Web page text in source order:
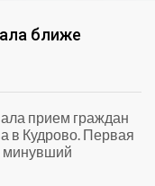
ближе
прием граждан
в Кудрово. Первая
минувший